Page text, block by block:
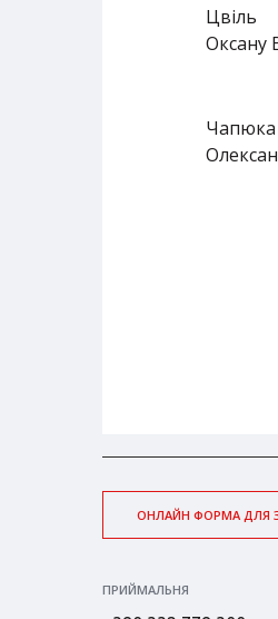
Цвіль
Оксану
Чапюка
ОНЛАЙН ФОРМА ДЛЯ
ПРИЙМАЛЬНЯ